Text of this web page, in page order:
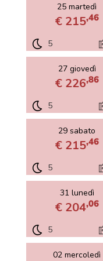
25 martedì
€ 215,46
5
27 giovedì
€ 226,86
5
29 sabato
€ 215,46
5
31 lunedì
€ 204,06
5
02 mercoledì